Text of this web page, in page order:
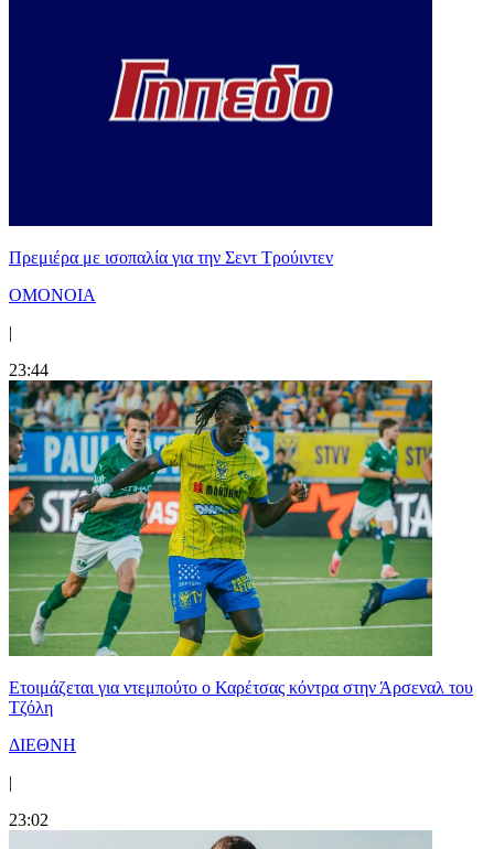
Πρεμιέρα με ισοπαλία για την Σεντ Τρούιντεν
ΟΜΟΝΟΙΑ
|
23:44
Ετοιμάζεται για ντεμπούτο ο Καρέτσας κόντρα στην Άρσεναλ του
Τζόλη
ΔΙΕΘΝΗ
|
23:02